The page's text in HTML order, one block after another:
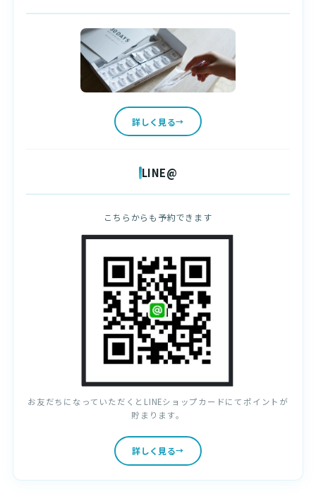
詳しく見る
LINE@
こちらからも予約できます
お友だちになっていただくとLINEショップカードにてポイントが
貯まります。
詳しく見る